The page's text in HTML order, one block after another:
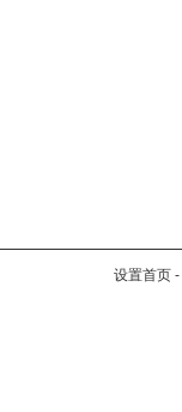
设置首页 -